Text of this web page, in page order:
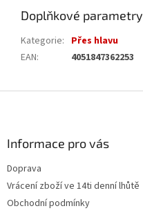
Doplňkové parametry
Kategorie: Přes hlavu
EAN: 4051847362253
Informace pro vás
Doprava
Vrácení zboží ve 14ti denní lhůtě
Obchodní podmínky